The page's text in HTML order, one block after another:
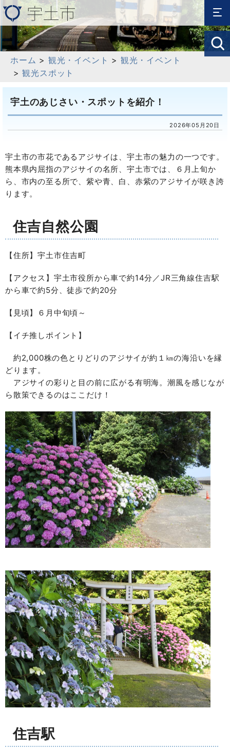
ホーム > 観光・イベント > 観光・イベント
>観光スポット
宇土のあじさい・スポットを紹介！
2026年05月20日
宇土市の市花であるアジサイは、宇土市の魅力の一つです。
熊本県内屈指のアジサイの名所、宇土市では、６月上旬か
ら、市内の至る所で、紫や青、白、赤紫のアジサイが咲き誇
ります。
住吉自然公園
【住所】宇土市住吉町
【アクセス】宇土市役所から車で約14分／JR三角線住吉駅
から車で約5分、徒歩で約20分
【見頃】６月中旬頃～
【イチ推しポイント】
約2,000株の色とりどりのアジサイが約１㎞の海沿いを縁
どります。
アジサイの彩りと目の前に広がる有明海。潮風を感じなが
ら散策できるのはここだけ！
住吉駅